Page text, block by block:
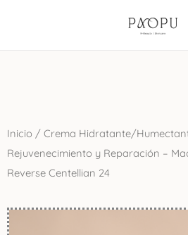
Inicio / Crema Hidratante/
Rejuvenecimiento y Reparación –
Reverse Centellian 24